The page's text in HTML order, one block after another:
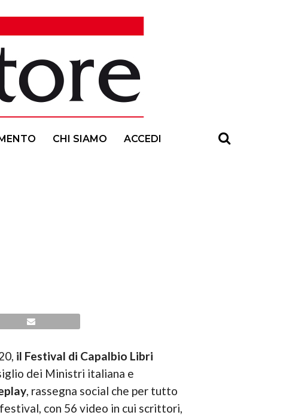
CHI SIAMO ACCEDI
il Festival di Capalbio Libri
dei Ministri italiana e
, rassegna social che per tutto
con 56 video in cui scrittori,